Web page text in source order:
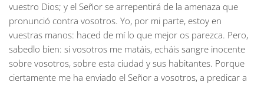
vuestro Dios; y el Señor se arrepentirá de la amenaza que
pronunció contra vosotros. Yo, por mi parte, estoy en
vuestras manos: haced de mí lo que mejor os parezca. Pero,
sabedlo bien: si vosotros me matáis, echáis sangre inocente
sobre vosotros, sobre esta ciudad y sus habitantes. Porque
ciertamente me ha enviado el Señor a vosotros, a predicar a